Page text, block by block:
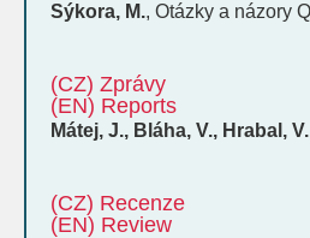
Sýkora, M., Otázky a názory
(CZ) Zprávy
(EN) Reports
Mátej, J., Bláha, V., Hrabal, V.
(CZ) Recenze
(EN) Review